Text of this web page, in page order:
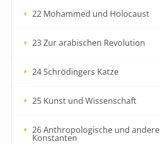
22 Mohammed und Holocaust
23 Zur arabischen Revolution
24 Schrödingers Katze
25 Kunst und Wissenschaft
26 Anthropologische und andere
Konstanten